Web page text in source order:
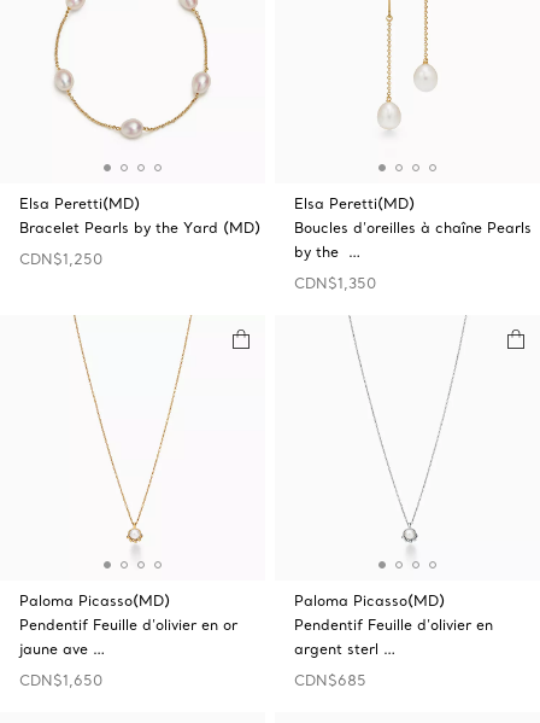
Elsa Peretti(MD)
Bracelet Pearls by the Yard (MD)
CDN$1,250
Elsa Peretti(MD)
Boucles d’oreilles à chaîne Pearls
by the …
CDN$1,350
Paloma Picasso(MD)
Pendentif Feuille d’olivier en or
jaune ave …
CDN$1,650
Paloma Picasso(MD)
Pendentif Feuille d’olivier en
argent sterl …
CDN$685